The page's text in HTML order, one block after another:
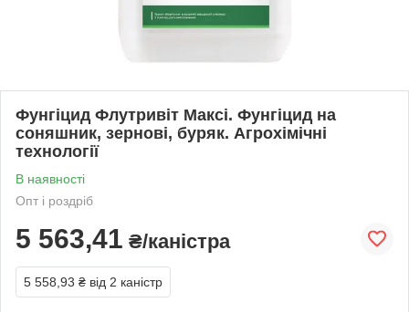
Фунгіцид Флутривіт Максі. Фунгіцид на
соняшник, зернові, буряк. Агрохімічні
технології
В наявності
Опт і роздріб
5 563,41 ₴/каністра
5 558,93 ₴ від 2 каністр